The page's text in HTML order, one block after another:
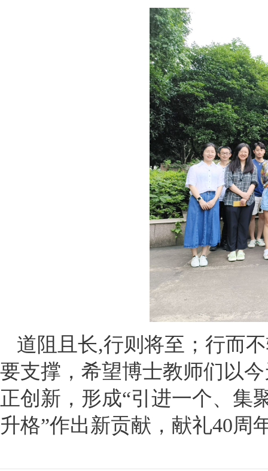
道阻且长,行则将至；行而
要支撑，希望博士教师们以
正创新，形成“引进一个、集
升格”作出新贡献，献礼40周